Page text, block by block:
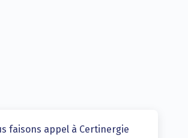
faisons appel à Certinergie